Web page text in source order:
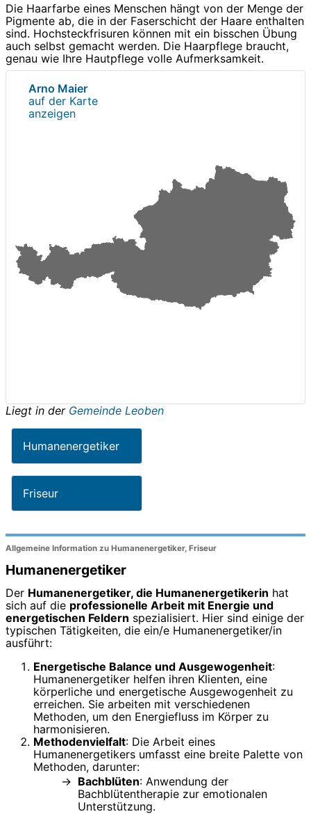
Die Haarfarbe eines Menschen hängt von der Menge der
Pigmente ab, die in der Faserschicht der Haare enthalten
sind. Hochsteckfrisuren können mit ein bisschen Übung
auch selbst gemacht werden. Die Haarpflege braucht,
genau wie Ihre Hautpflege volle Aufmerksamkeit.
Arno Maier
auf der Karte
anzeigen
Liegt in der Gemeinde Leoben
Humanenergetiker
Friseur
Allgemeine Information zu Humanenergetiker, Friseur
Humanenergetiker
Der Humanenergetiker, die Humanenergetikerin hat
sich auf die professionelle Arbeit mit Energie und
energetischen Feldern spezialisiert. Hier sind einige der
typischen Tätigkeiten, die ein/e Humanenergetiker/in
ausführt:
Energetische Balance und Ausgewogenheit:
Humanenergetiker helfen ihren Klienten, eine
körperliche und energetische Ausgewogenheit zu
erreichen. Sie arbeiten mit verschiedenen
Methoden, um den Energiefluss im Körper zu
harmonisieren.
Methodenvielfalt: Die Arbeit eines
Humanenergetikers umfasst eine breite Palette von
Methoden, darunter:
Bachblüten: Anwendung der
Bachblütentherapie zur emotionalen
Unterstützung.